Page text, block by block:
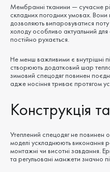
Мембранні тканини — сучасне
складних погодних умовах. Вони
дозволяють випаровуватися
холоду особливо актуальний
постійно рухається.
Не менш важливими є внутрішні
створюють додатковий шар
зимовий спецодяг повинен
адже носіння триває протягом
Конструкція
Утеплений спецодяг не повинен
моделі ускладнюють виконання
монтажні чи висотні завдання.
та регульовані манжети значно